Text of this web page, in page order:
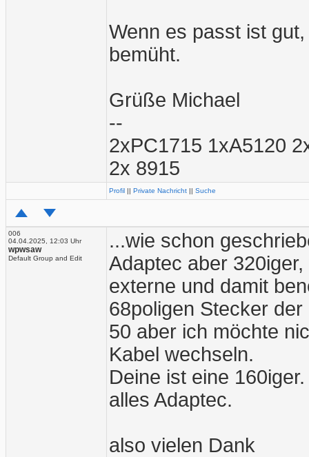
Wenn es passt ist
bemüht.
Grüße Michael
--
2xPC1715 1xA5120
2x 8915
Profil || Private Nachricht || Suche
006
04.04.2025, 12:03 Uhr
wpwsaw
Default Group and Edit
...wie schon
Adaptec aber
externe und damit
68poligen Stecker
50 aber ich möchte
Kabel wechseln.
Deine ist eine
alles Adaptec.
also vielen Dank